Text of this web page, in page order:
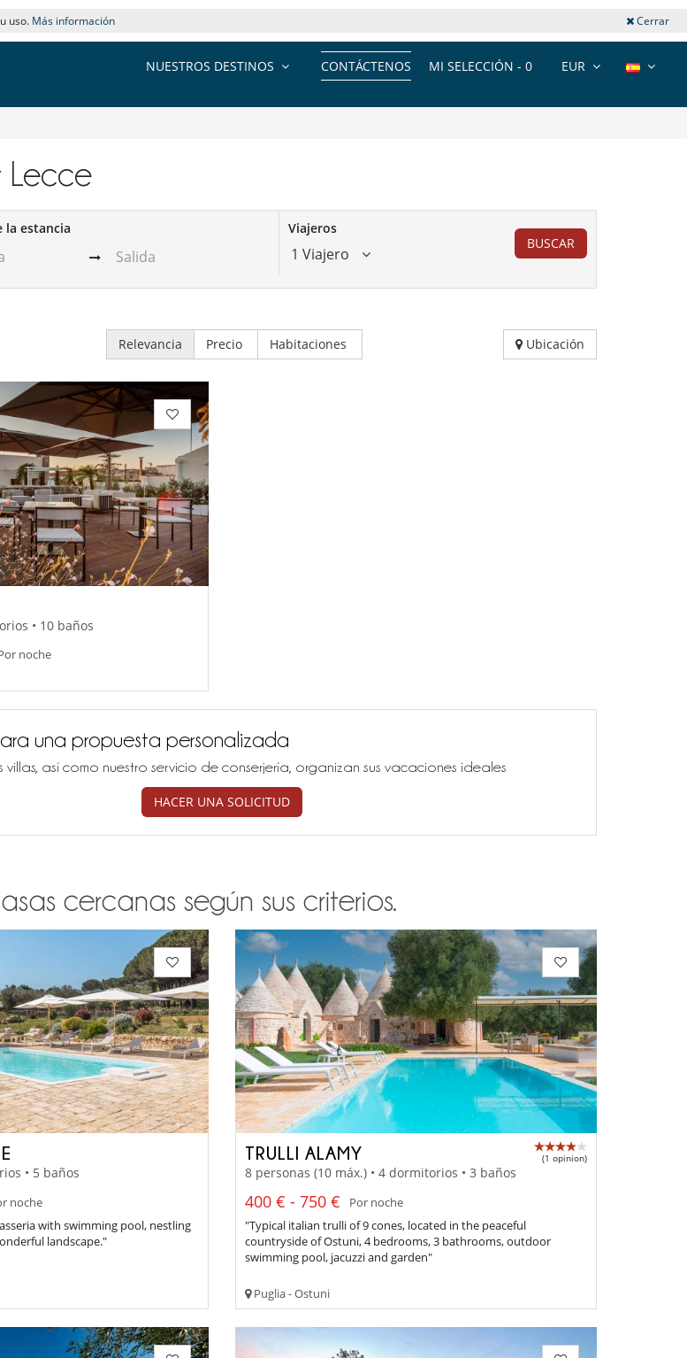
uso. Más información Cerrar
EUR
MI SELECCIÓN - 0
CONTÁCTENOS
NUESTROS DESTINOS
Lecce
la estancia Viajeros
1 Viajero
BUSCAR
Relevancia Precio Habitaciones Ubicación
• 10 baños
noche
una propuesta personalizada
villas, así como nuestro servicio de conserjería, organizan sus vacaciones ideales
HACER UNA SOLICITUD
cercanas según sus criterios.
• 5 baños
noche
with swimming pool, nestling
landscape."
TRULLI ALAMY (1 opinion)
8 personas (10 máx.) • 4 dormitorios • 3 baños
400 € - 750 €
Por noche
"Typical italian trulli of 9 cones, located in the peaceful
countryside of Ostuni, 4 bedrooms, 3 bathrooms, outdoor
swimming pool, jacuzzi and garden"
Puglia - Ostuni